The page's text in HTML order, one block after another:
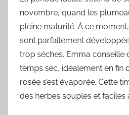
novembre, quand les
pleine maturité. À ce
sont parfaitement
trop sèches. Emma conseille
temps sec, idéalement en fin
rosée s’est évaporée. Cette
des herbes souples et faciles